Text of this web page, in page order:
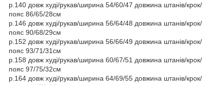
р.140 довж худі/рукав/ширина 54/60/47 довжина штанів/крок/
пояс 86/65/28см
р.146 довж худі/рукав/ширина 56/64/48 довжина штанів/крок/
пояс 90/68/29см
р.152 довж худі/рукав/ширина 56/66/49 довжина штанів/крок/
пояс 93/71/31см
р.158 довж худі/рукав/ширина 60/67/51 довжина штанів/крок/
пояс 97/75/32см
р.164 довж худі/рукав/ширина 64/69/55 довжина штанів/крок/